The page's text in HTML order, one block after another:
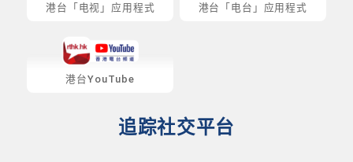
港台「电视」应用程式 港台「电台」应用程式
港台YouTube
追踪社交平台